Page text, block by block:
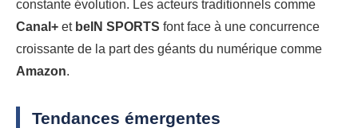
constante évolution. Les acteurs traditionnels comme
Canal+ et beIN SPORTS font face à une concurrence
croissante de la part des géants du numérique comme
Amazon.
Tendances émergentes